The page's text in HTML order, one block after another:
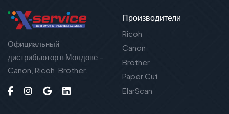
Официальный
дистрибьютор в Молдове –
Canon, Ricoh, Brother.
Производители
Ricoh
Canon
Brother
Paper Cut
ElarScan